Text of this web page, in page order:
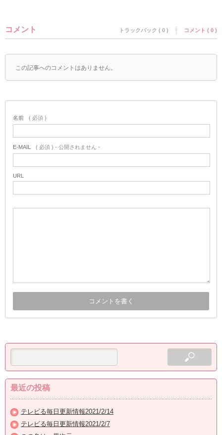
コメント トラックバック ( 0 ) コメント ( 0 )
この記事へのコメントはありません。
名前 ( 必須 )
E-MAIL ( 必須 ) - 公開されません -
URL
最近の投稿
テレビる毎日更新情報2021/2/14
テレビる毎日更新情報2021/2/7